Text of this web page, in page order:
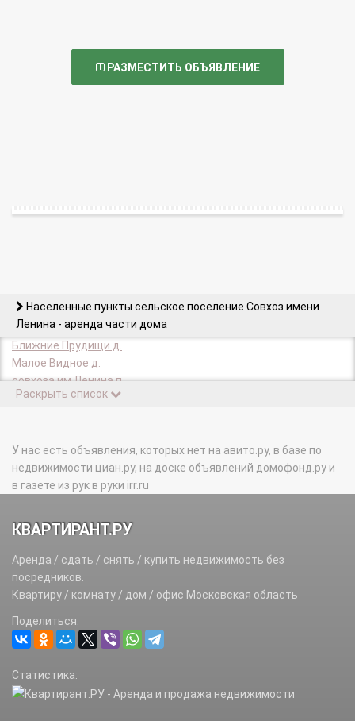
РАЗМЕСТИТЬ ОБЪЯВЛЕНИЕ
Населенные пункты сельское поселение Совхоз имени
Ленина - аренда части дома
Ближние Прудищи д.
Малое Видное д.
совхоза им Ленина п.
Раскрыть список
У нас есть объявления, которых нет на авито.ру, в базе по
недвижимости циан.ру, на доске объявлений домофонд.ру и
в газете из рук в руки irr.ru
КВАРТИРАНТ.РУ
Аренда / сдать / снять / купить недвижимость без
посредников.
Квартиру / комнату / дом / офис Московская область
Поделиться:
Статистика: